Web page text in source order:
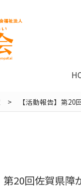
> 【活動報告】第20
第20回佐賀県